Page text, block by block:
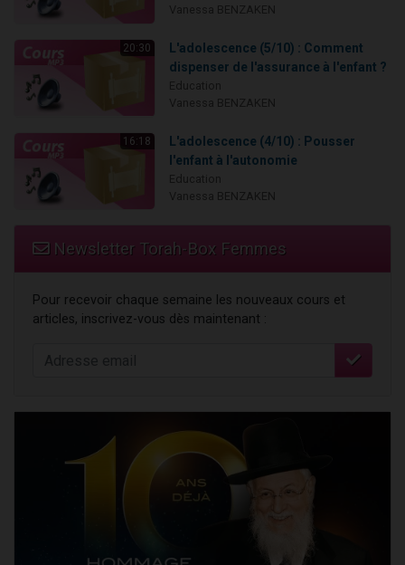
20:30
L'adolescence (5/10) : Comment
dispenser de l'assurance à l'enfant ?
16:18
L'adolescence (4/10) : Pousser
l'enfant à l'autonomie
Newsletter Torah-Box Femmes
Pour recevoir chaque semaine les nouveaux cours et
articles, inscrivez-vous dès maintenant :